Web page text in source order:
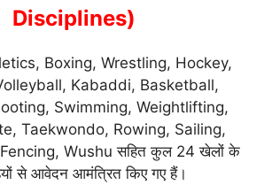
Disciplines)
Boxing, Wrestling, Hockey,
Kabaddi, Basketball,
Swimming, Weightlifting,
Taekwondo, Rowing, Sailing,
Wushu सहित कुल 24 खेलों के
से आवेदन आमंत्रित किए गए हैं।